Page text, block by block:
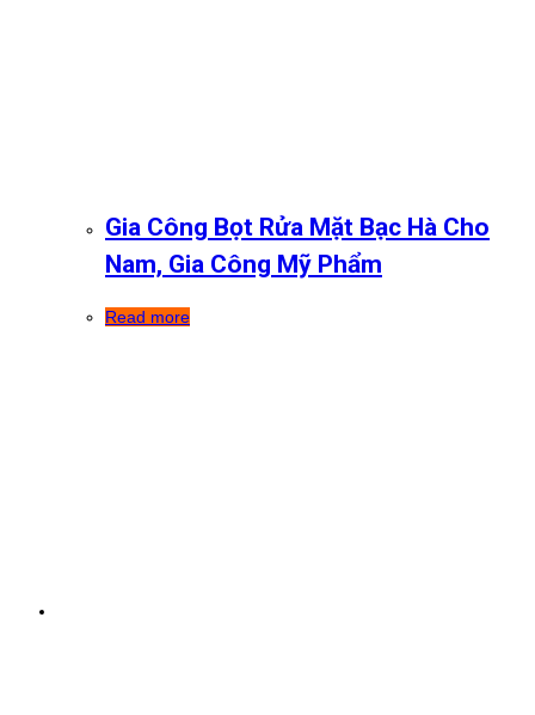
Gia Công Bọt Rửa Mặt Bạc Hà Cho
Nam, Gia Công Mỹ Phẩm
Read more